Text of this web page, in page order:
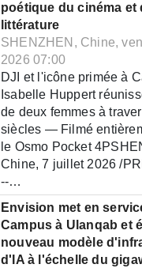
poétique du cinéma et
littérature
SHENZHEN, Chine,
2026 07:00
DJI et l'icône primée à
Isabelle Huppert
de deux femmes à
siècles — Filmé
le Osmo Pocket
Chine, 7 juillet 2026 /
--…
Envision met en
Campus à Ulanqab et
nouveau modèle
d'IA à l'échelle du